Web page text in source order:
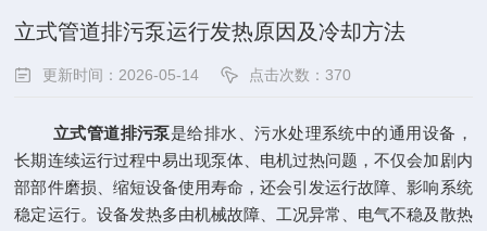
立式管道排污泵运行发热原因及冷却方法
更新时间：2026-05-14 点击次数：370
立式管道排污泵是给排水、污水处理系统中的通用设备，
长期连续运行过程中易出现泵体、电机过热问题，不仅会加剧内
部部件磨损、缩短设备使用寿命，还会引发运行故障、影响系统
稳定运行。设备发热多由机械故障、工况异常、电气不稳及散热